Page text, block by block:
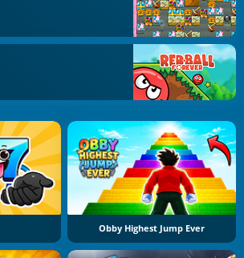
Obby Highest Jump Ever